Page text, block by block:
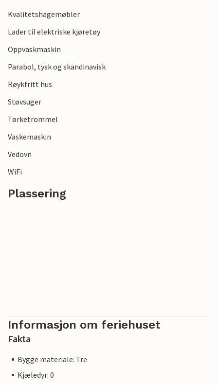
Svaneke og mange flere. Barna vil neppe si nei til en Krølle-
Se frem til en herlig ferie i dette flotte feriehuset!
Listing I62824 ligger ved siden av.
Kvalitetshagemøbler
Lader til elektriske kjøretøy
Oppvaskmaskin
Parabol, tysk og skandinavisk
Røykfritt hus
Støvsuger
Tørketrommel
Vaskemaskin
Vedovn
WiFi
Plassering
Informasjon om feriehuset
Fakta
Bygge materiale: Tre
Kjæledyr: 0